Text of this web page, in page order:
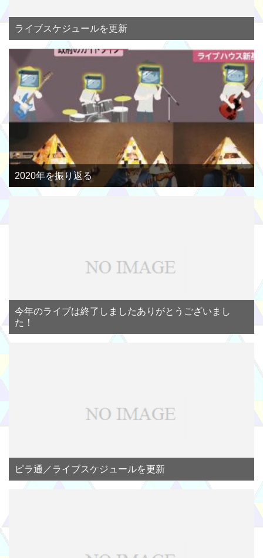
ライブスケジュールを更新
2020年を振り返る
今年のライブは終了しましたありがとうございまし
た！
ピラ通／ライブスケジュールを更新